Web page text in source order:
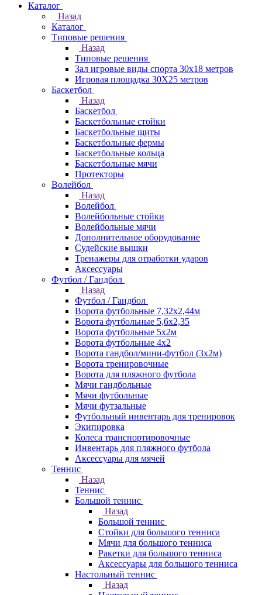
Каталог
Назад
Каталог
Типовые решения
Назад
Типовые решения
Зал игровые виды спорта 30x18 метров
Игровая площадка 30Х25 метров
Баскетбол
Назад
Баскетбол
Баскетбольные стойки
Баскетбольные щиты
Баскетбольные фермы
Баскетбольные кольца
Баскетбольные мячи
Протекторы
Волейбол
Назад
Волейбол
Волейбольные стойки
Волейбольные мячи
Дополнительное оборудование
Судейские вышки
Тренажеры для отработки ударов
Аксессуары
Футбол / Гандбол
Назад
Футбол / Гандбол
Ворота футбольные 7,32х2,44м
Ворота футбольные 5,6х2,35
Ворота футбольные 5х2м
Ворота футбольные 4х2
Ворота гандбол/мини-футбол (3х2м)
Ворота тренировочные
Ворота для пляжного футбола
Мячи гандбольные
Мячи футбольные
Мячи футзальные
Футбольный инвентарь для тренировок
Экипировка
Колеса транспортировочные
Инвентарь для пляжного футбола
Аксессуары для мячей
Теннис
Назад
Теннис
Большой теннис
Назад
Большой теннис
Стойки для большого тенниса
Мячи для большого тенниса
Ракетки для большого тенниса
Аксессуары для большого тенниса
Настольный теннис
Назад